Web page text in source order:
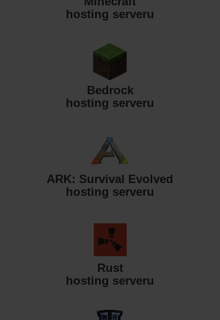
hosting serveru
Bedrock
hosting serveru
ARK: Survival Evolved
hosting serveru
Rust
hosting serveru